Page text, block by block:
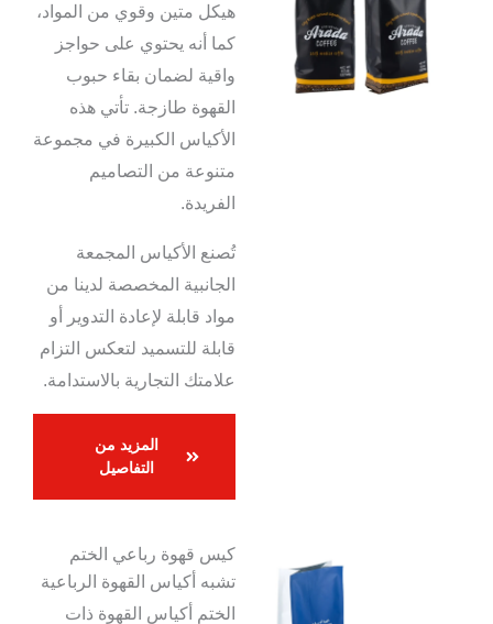
هيكل متين وقوي من المواد،
كما أنه يحتوي على حواجز
واقية لضمان بقاء حبوب
القهوة طازجة. تأتي هذه
الأكياس الكبيرة في مجموعة
متنوعة من التصاميم
الفريدة.
تُصنع الأكياس المجمعة
الجانبية المخصصة لدينا من
مواد قابلة لإعادة التدوير أو
قابلة للتسميد لتعكس التزام
علامتك التجارية بالاستدامة.
المزيد من
التفاصيل
كيس قهوة رباعي الختم
تشبه أكياس القهوة الرباعية
الختم أكياس القهوة ذات